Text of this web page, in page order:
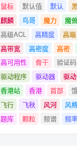
鼠标 默认值 默认
麒麟
鸟哥 魔力 魔
高级ACL
高精度 高端
高带宽
高密度 高密
高可用性
骨干 验证码
驱动程序
驱动器 驱动
香港站
香港 首部
飞行
飞秋 风河 风
题库
颗粒 频谱 频